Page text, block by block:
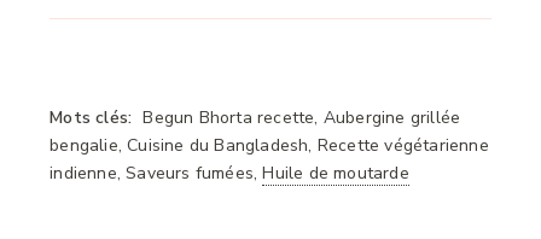
Mots clés: Begun Bhorta recette, Aubergine grillée
bengalie, Cuisine du Bangladesh, Recette végétarienne
indienne, Saveurs fumées, Huile de moutarde